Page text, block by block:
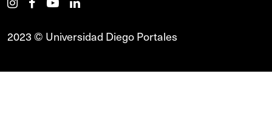
2023 © Universidad Diego Portales